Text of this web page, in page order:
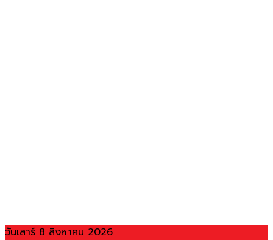
วันเสาร์ 8 สิงหาคม 2026